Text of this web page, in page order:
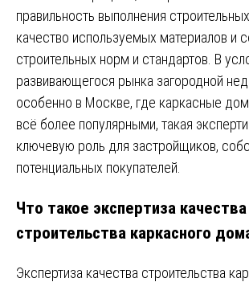
правильность выполнения
качество используемых материалов и
строительных норм и стандартов. В
развивающегося рынка загородной
особенно в Москве, где каркасные
всё более популярными, такая
ключевую роль для застройщиков,
потенциальных покупателей.
Что такое экспертиза качества
строительства каркасного
Экспертиза качества строительства